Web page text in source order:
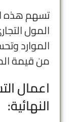
تسهم هذه
المول
الموارد
من قيمة
اعمال
النهائية: